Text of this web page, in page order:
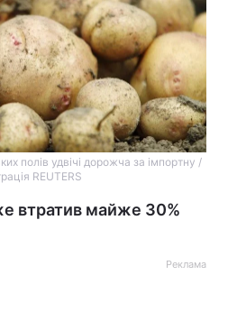
полів удвічі дорожча за імпортну /
REUTERS
втратив майже 30%
Реклама